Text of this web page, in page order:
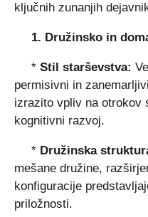
ključnih zunanjih
1. Družinsko in
* Stil starševstva:
permisivni in
izrazito vpliv na otrokov
kognitivni razvoj.
* Družinska
mešane družine,
konfiguracije
priložnosti.